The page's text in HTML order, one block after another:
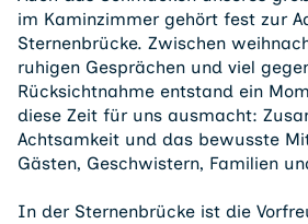
im Kaminzimmer gehört fest zur
Sternenbrücke. Zwischen
ruhigen Gesprächen und viel
Rücksichtnahme entstand ein
diese Zeit für uns ausmacht:
Achtsamkeit und das bewusste
Gästen, Geschwistern, Familien
In der Sternenbrücke ist die